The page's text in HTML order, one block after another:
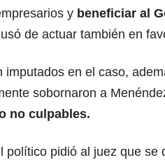
y beneficiar al
de actuar también en
imputados en el caso,
sobornaron a
no culpables.
político pidió al juez que